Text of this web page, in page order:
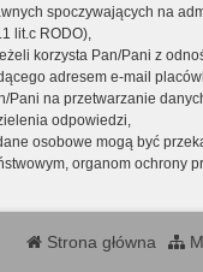
spoczywających na
lit.c RODO),
korzysta Pan/Pani z
adresem e-mail
Pani na przetwarzanie
odpowiedzi,
osobowe mogą być
organom ochrony
Strona główna